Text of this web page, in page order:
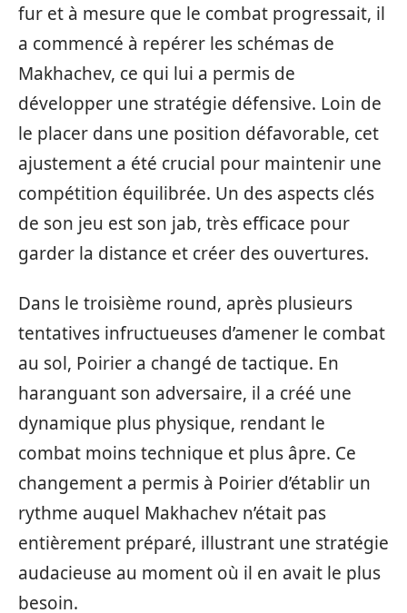
fur et à mesure que le combat progressait, il
a commencé à repérer les schémas de
Makhachev, ce qui lui a permis de
développer une stratégie défensive. Loin de
le placer dans une position défavorable, cet
ajustement a été crucial pour maintenir une
compétition équilibrée. Un des aspects clés
de son jeu est son jab, très efficace pour
garder la distance et créer des ouvertures.
Dans le troisième round, après plusieurs
tentatives infructueuses d’amener le combat
au sol, Poirier a changé de tactique. En
haranguant son adversaire, il a créé une
dynamique plus physique, rendant le
combat moins technique et plus âpre. Ce
changement a permis à Poirier d’établir un
rythme auquel Makhachev n’était pas
entièrement préparé, illustrant une stratégie
audacieuse au moment où il en avait le plus
besoin.